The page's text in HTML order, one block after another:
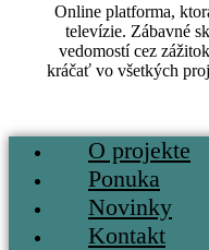
Online platforma,
televízie. Zábavné
vedomostí cez
kráčať vo všetkých
O projekte
Ponuka
Novinky
Kontakt